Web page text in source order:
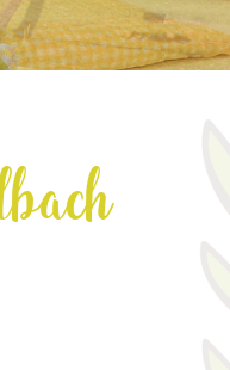
0028
Ferien 0404
0116
Salzburg 0035
Salzburg 0065
Salzburg 0076
Muehlbach Ferien
Salzburg
Muehlbach
Erlebnisbauernhof
Salzburg